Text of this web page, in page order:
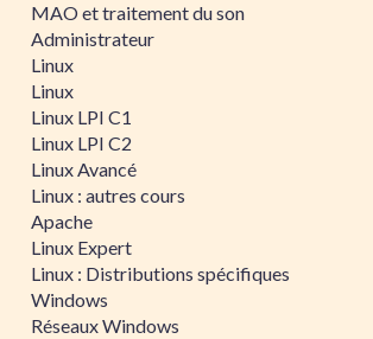
MAO et traitement du son
Administrateur
Linux
Linux
Linux LPI C1
Linux LPI C2
Linux Avancé
Linux : autres cours
Apache
Linux Expert
Linux : Distributions spécifiques
Windows
Réseaux Windows